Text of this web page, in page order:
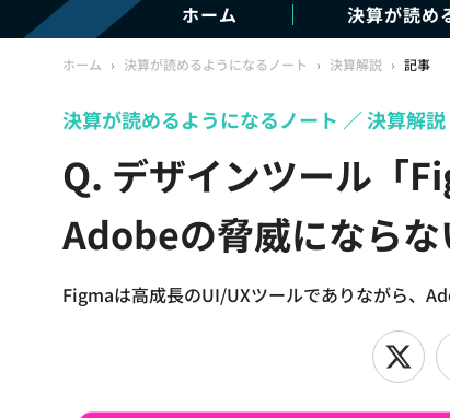
ホーム 決算が読め
ホーム › 決算が読めるようになるノート › 決算解説 › 記事
Q. デザインツール「
Adobeの脅威にならな
Figmaは高成長のUI/UXツールでありながら、
決算が読めるようになるノート 決算解説